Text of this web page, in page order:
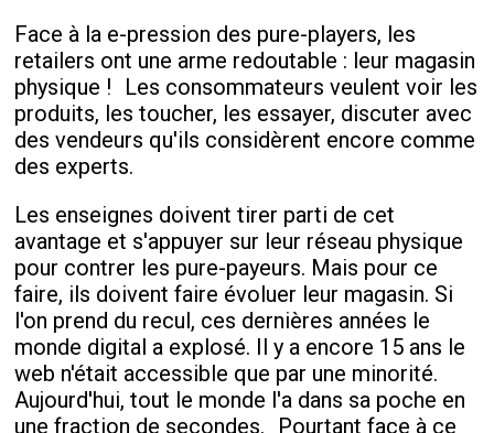
Face à la e-pression des pure-players, les
retailers ont une arme redoutable : leur magasin
physique ! Les consommateurs veulent voir les
produits, les toucher, les essayer, discuter avec
des vendeurs qu'ils considèrent encore comme
des experts.
Les enseignes doivent tirer parti de cet
avantage et s'appuyer sur leur réseau physique
pour contrer les pure-payeurs. Mais pour ce
faire, ils doivent faire évoluer leur magasin. Si
l'on prend du recul, ces dernières années le
monde digital a explosé. Il y a encore 15 ans le
web n'était accessible que par une minorité.
Aujourd'hui, tout le monde l'a dans sa poche en
une fraction de secondes. Pourtant face à ce